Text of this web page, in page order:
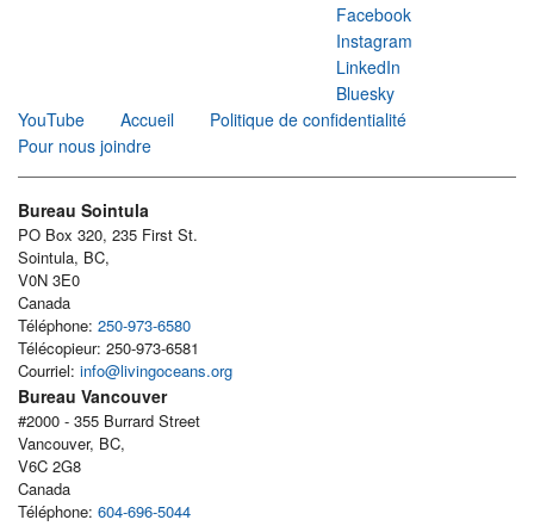
Facebook
Instagram
LinkedIn
Bluesky
YouTube
Accueil
Politique de confidentialité
Pour nous joindre
Bureau Sointula
PO Box 320, 235 First St.
Sointula, BC,
V0N 3E0
Canada
Téléphone: 250-973-6580
Télécopieur: 250-973-6581
Courriel: info@livingoceans.org
Bureau Vancouver
#2000 - 355 Burrard Street
Vancouver, BC,
V6C 2G8
Canada
Téléphone: 604-696-5044